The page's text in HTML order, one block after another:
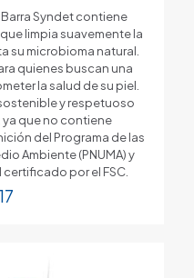
Syndet contiene
limpia suavemente la
su microbioma natural.
quienes buscan una
la salud de su piel.
y respetuoso
que no contiene
del Programa de las
Ambiente (PNUMA) y
por el FSC.